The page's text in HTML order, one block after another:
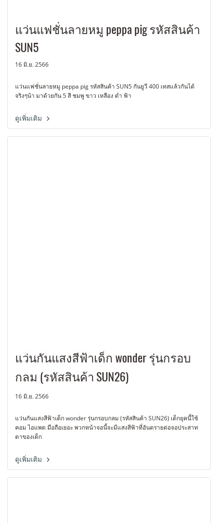
แว่นแฟชั่นลายหมู peppa pig รหัสสินค้า
SUN5
16 มิ.ย. 2566
แว่นแฟชั่นลายหมู peppa pig รหัสสินค้า SUN5 กันยูวี 400 เทสแล้วกันได้
จริงๆน้า มาด้วยกัน 5 สี ชมพู ขาว เหลือง ดำ ฟ้า
ดูเพิ่มเติม
แว่นกันแสงสีฟ้าเด็ก wonder รุ่นกรอบ
กลม (รหัสสินค้า SUN26)
16 มิ.ย. 2566
แว่นกันแสงสีฟ้าเด็ก wonder รุ่นกรอบกลม (รหัสสินค้า SUN26) เด็กยุคนี้ใช้
คอม ไอแพด มือถือเยอะ พวกหน้าจอนี้จะมีแสงสีฟ้าที่อันตรายต่อจอประสาท
ตาของเด็ก
ดูเพิ่มเติม